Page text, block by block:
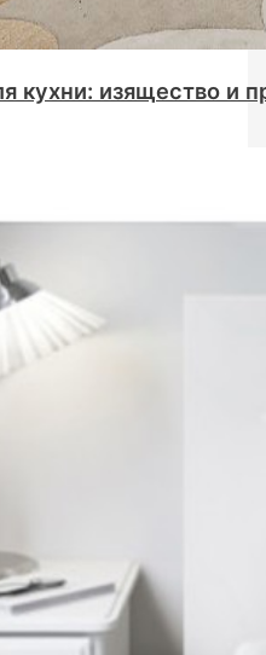
кухни: изящество и